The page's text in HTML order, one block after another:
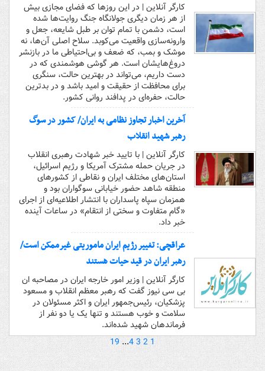
کارگر آنلاین | در این روزها که فضای مجازی بیش
از هر زمان دیگری جولانگاه جنگ روایت‌ها شده
است، دشمن با تمام توان بر طبل شایعه، جعل و
وارونه‌سازی واقعیت می‌کوبد. سلاح اصلی آن‌ها، نه
موشک و بمب، که ضعف و بی‌احتیاطی ما در بازنشر
دروغ‌هایشان است. هر گوشی هوشمندی که در
دست داریم، می‌تواند در بهترین حالت، سنگری
برای محافظت از حقیقت و امید باشد و در بدترین
حالت، حفره‌ای در پدافند روانی کشور.
آخرین اخبار تجاوز نظامی به ایران/ کشور در سوگ
رهبر شهید انقلاب
کارگر آنلاین | با تایید خبر شهادت رهبری انقلاب
در جریان حمله مشترک آمریکا و رژیم اسرائیل،
استان‌های مختلف ایران و نقاطی از کشورهای
منطقه شاهد حضور خیابانی سوگواران بود و
همزمان سپاه پاسداران با انتشار اطلاعیه‌ای از اجرای
«گام متفاوت و سختی از انتقام» در ساعات آینده
خبر داد.
عراقچی: تغییر رژیم ایران ماموریتی غیرممکن است/
رهبر ایران در قید حیات هستند
کارگر آنلاین | وزیر امور خارجه ایران در مصاحبه ان
بی سی نیوز گفت که رهبر معظم انقلاب و مسعود
پزشکیان، رئیس‌جمهور ایران و اکثر مسئولان در
سلامت و خوب هستند و تنها یک یا دو نفر از
فرماندهان شهید شده‌اند.
1
2
3
4
...
19